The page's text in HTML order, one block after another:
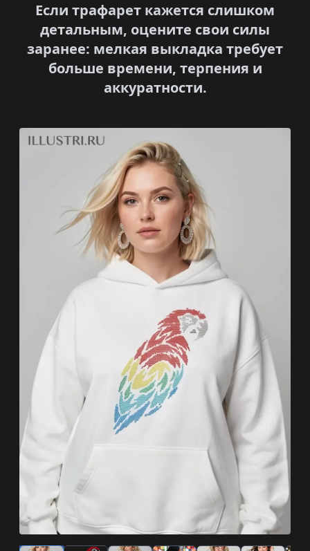
Если трафарет кажется слишком
детальным, оцените свои силы
заранее: мелкая выкладка требует
больше времени, терпения и
аккуратности.